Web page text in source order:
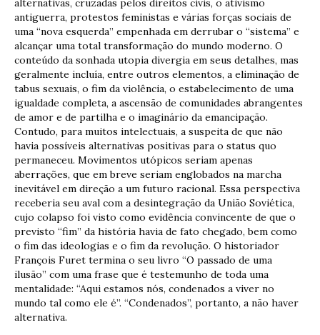
alternativas, cruzadas pelos direitos civis, o ativismo
antiguerra, protestos feministas e várias forças sociais de
uma “nova esquerda” empenhada em derrubar o “sistema” e
alcançar uma total transformação do mundo moderno. O
conteúdo da sonhada utopia divergia em seus detalhes, mas
geralmente incluía, entre outros elementos, a eliminação de
tabus sexuais, o fim da violência, o estabelecimento de uma
igualdade completa, a ascensão de comunidades abrangentes
de amor e de partilha e o imaginário da emancipação.
Contudo, para muitos intelectuais, a suspeita de que não
havia possíveis alternativas positivas para o status quo
permaneceu. Movimentos utópicos seriam apenas
aberrações, que em breve seriam englobados na marcha
inevitável em direção a um futuro racional. Essa perspectiva
receberia seu aval com a desintegração da União Soviética,
cujo colapso foi visto como evidência convincente de que o
previsto “fim” da história havia de fato chegado, bem como
o fim das ideologias e o fim da revolução. O historiador
François Furet termina o seu livro “O passado de uma
ilusão” com uma frase que é testemunho de toda uma
mentalidade: “Aqui estamos nós, condenados a viver no
mundo tal como ele é”. “Condenados”, portanto, a não haver
alternativa.